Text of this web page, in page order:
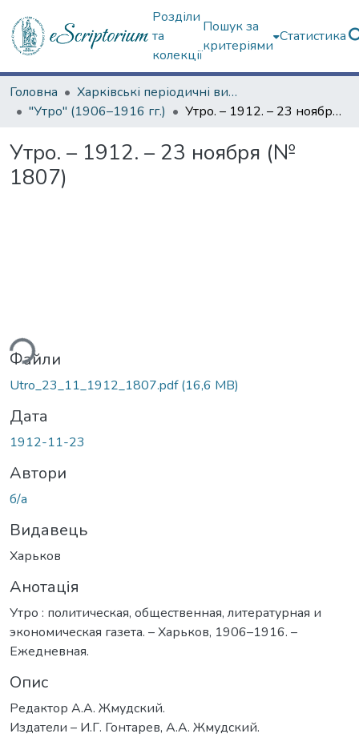
Розділи
та
колекції
Пошук за
критеріями
Статистика
Головна
Харківські періодичні видання
"Утро" (1906–1916 гг.)
Утро. – 1912. – 23 ноября (№ 1807)
Утро. – 1912. – 23 ноября (№
1807)
Файли
Utro_23_11_1912_1807.pdf(16,6 MB)
Дата
1912-11-23
Автори
б/а
Видавець
Харьков
Анотація
Утро : политическая, общественная, литературная и
экономическая газета. – Харьков, 1906–1916. –
Ежедневная.
Опис
Редактор А.А. Жмудский.
Издатели – И.Г. Гонтарев, А.А. Жмудский.